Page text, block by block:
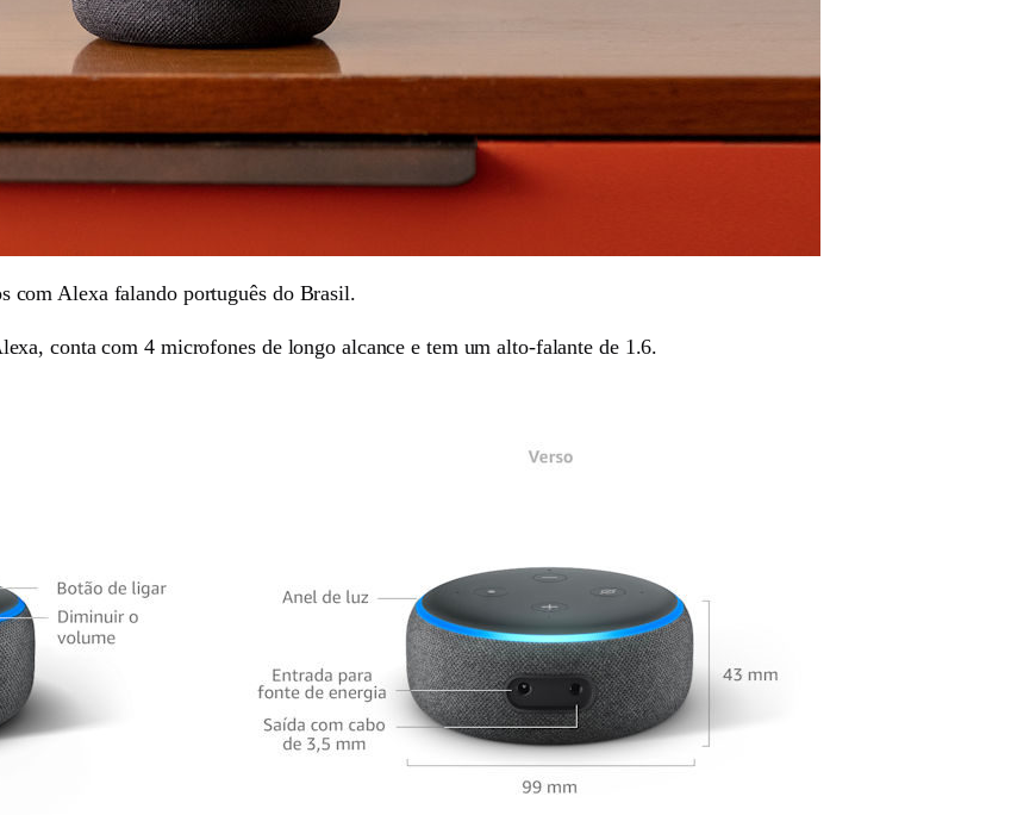
com Alexa falando português do Brasil.
conta com 4 microfones de longo alcance e tem um alto-falante de 1.6.